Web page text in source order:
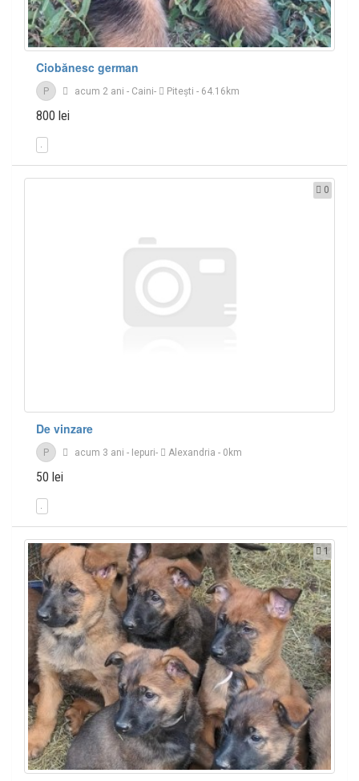
Ciobănesc german
P acum 2 ani - Caini- Piteşti - 64.16km
800 lei
0
De vinzare
P acum 3 ani - Iepuri- Alexandria - 0km
50 lei
1